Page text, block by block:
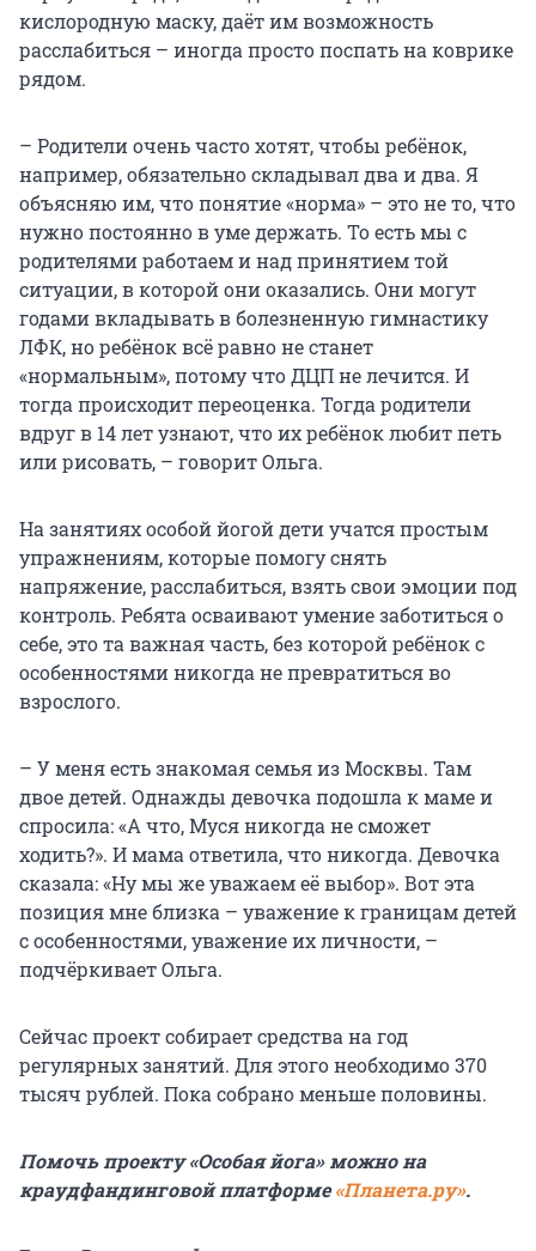
кислородную маску, даёт им возможность
расслабиться – иногда просто поспать на коврике
рядом.
– Родители очень часто хотят, чтобы ребёнок,
например, обязательно складывал два и два. Я
объясняю им, что понятие «норма» – это не то, что
нужно постоянно в уме держать. То есть мы с
родителями работаем и над принятием той
ситуации, в которой они оказались. Они могут
годами вкладывать в болезненную гимнастику
ЛФК, но ребёнок всё равно не станет
«нормальным», потому что ДЦП не лечится. И
тогда происходит переоценка. Тогда родители
вдруг в 14 лет узнают, что их ребёнок любит петь
или рисовать, – говорит Ольга.
На занятиях особой йогой дети учатся простым
упражнениям, которые помогу снять
напряжение, расслабиться, взять свои эмоции под
контроль. Ребята осваивают умение заботиться о
себе, это та важная часть, без которой ребёнок с
особенностями никогда не превратиться во
взрослого.
– У меня есть знакомая семья из Москвы. Там
двое детей. Однажды девочка подошла к маме и
спросила: «А что, Муся никогда не сможет
ходить?». И мама ответила, что никогда. Девочка
сказала: «Ну мы же уважаем её выбор». Вот эта
позиция мне близка – уважение к границам детей
с особенностями, уважение их личности, –
подчёркивает Ольга.
Сейчас проект собирает средства на год
регулярных занятий. Для этого необходимо 370
тысяч рублей. Пока собрано меньше половины.
Помочь проекту «Особая йога» можно на
краудфандинговой платформе«Планета.ру».